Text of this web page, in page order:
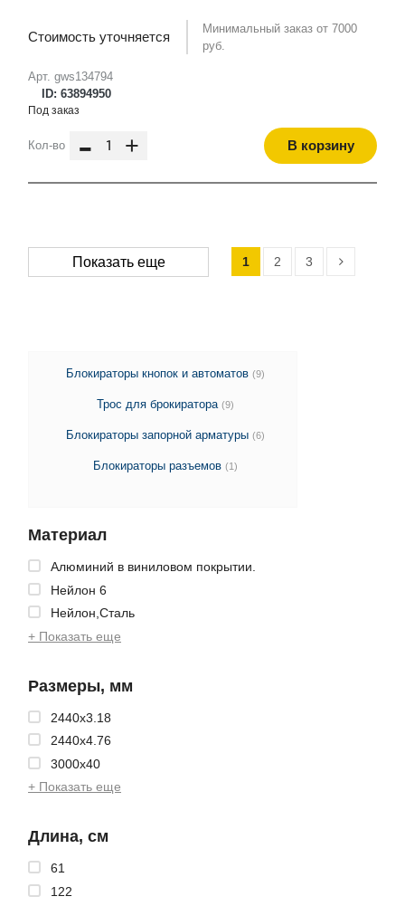
Блокираторы кнопок и автоматов (9)
Трос для брокиратора (9)
Блокираторы запорной арматуры (6)
Блокираторы разъемов (1)
Материал
Алюминий в виниловом покрытии.
Нейлон 6
Нейлон,Сталь
+ Показать еще
Размеры, мм
2440x3.18
2440x4.76
3000x40
+ Показать еще
Длина, см
61
122
Арт. gws134794
ID: 63894950
Стоимость уточняется
Минимальный заказ от 7000
руб.
Под заказ
Кол-во - + В корзину
Показать еще 1 2 3